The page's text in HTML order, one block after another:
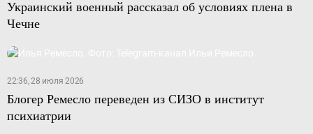
Украинский военный рассказал об условиях плена в
Чечне
22:36, 28 июля 2026
Блогер Ремесло переведен из СИЗО в институт
психиатрии